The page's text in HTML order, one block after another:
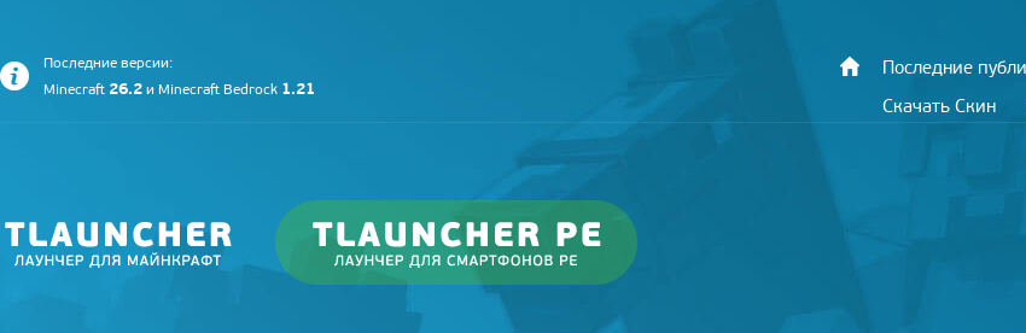
Последние версии:
Minecraft 26.2 и Minecraft Bedrock 1.21
Последние
Скачать Скин